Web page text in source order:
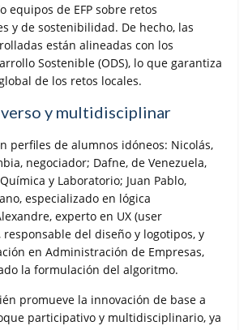
equipos de EFP sobre retos
y de sostenibilidad. De hecho, las
están alineadas con los
Sostenible (ODS), lo que garantiza
de los retos locales.
y multidisciplinar
perfiles de alumnos idóneos: Nicolás,
negociador; Dafne, de Venezuela,
y Laboratorio; Juan Pablo,
especializado en lógica
experto en UX (user
responsable del diseño y logotipos, y
en Administración de Empresas,
la formulación del algoritmo.
promueve la innovación de base a
participativo y multidisciplinario, ya